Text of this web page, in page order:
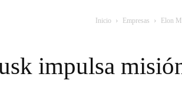
Inicio Empresas Elon
impulsa